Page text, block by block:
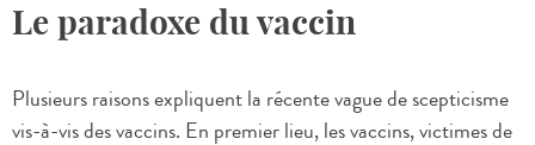
Le paradoxe du vaccin
Plusieurs raisons expliquent la récente vague de scepticisme
vis-à-vis des vaccins. En premier lieu, les vaccins, victimes de